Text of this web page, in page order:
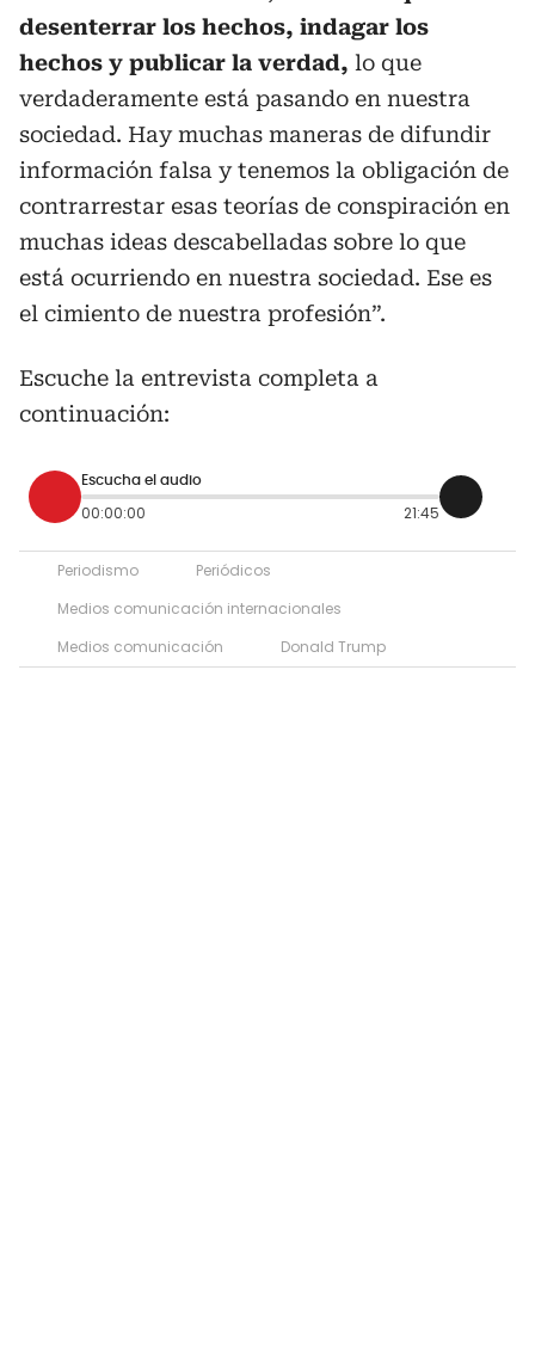
desenterrar los hechos, indagar los
hechos y publicar la verdad, lo que
verdaderamente está pasando en nuestra
sociedad. Hay muchas maneras de difundir
información falsa y tenemos la obligación de
contrarrestar esas teorías de conspiración en
muchas ideas descabelladas sobre lo que
está ocurriendo en nuestra sociedad. Ese es
el cimiento de nuestra profesión”.
Escuche la entrevista completa a
continuación:
Escucha el audio
00:00:00 21:45
Periodismo
Periódicos
Medios comunicación internacionales
Medios comunicación
Donald Trump